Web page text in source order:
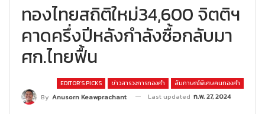
ทองไทยสถิติใหม่34,600 จิตติฯ
คาดครึ่งปีหลังกำลังซื้อกลับมา
ศก.ไทยฟื้น
EDITOR’S PICKS ข่าวสารวงการทองคำ สัมภาษณ์พิเศษคนทองคำ
By Anusorn Keawprachant Last updated ก.พ. 27, 2024